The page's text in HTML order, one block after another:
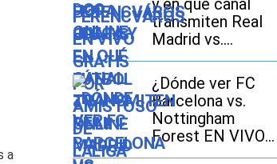
TV
y en qué canal
transmiten Real
Madrid vs.
Ferencváros EN
VIVO por
amistoso 2026 en
México, Estados
Unidos y España?
¿Dónde ver FC
Barcelona vs.
Nottingham
Forest EN VIVO
EN DIRECTO por